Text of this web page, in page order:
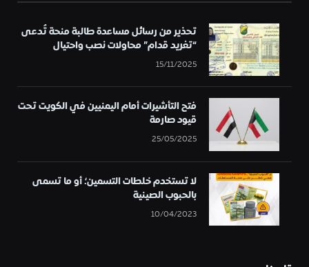
تحذير من رسائل مساعدة طالبة منحة تُدعى
“تغريد قدام” محاولات نصب واحتيال
15/11/2025
فتح التأشيرات أمام اليمنيين في الكويت تحت
قيود صارمة
25/05/2025
لا تستخدم خلطات التسمين؛ أو ما تسمى
بالحبوب الصينية
10/04/2023